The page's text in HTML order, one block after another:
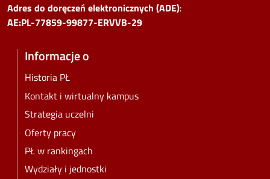
Adres do doręczeń elektronicznych (ADE):
AE:PL-77859-99877-ERVVB-29
Informacje o
Historia PŁ
Kontakt i wirtualny kampus
Strategia uczelni
Oferty pracy
PŁ w rankingach
Wydziały i jednostki